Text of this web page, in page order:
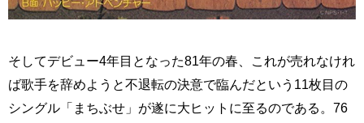
そしてデビュー4年目となった81年の春、これが売れなけれ
ば歌手を辞めようと不退転の決意で臨んだという11枚目の
シングル「まちぶせ」が遂に大ヒットに至るのである。76